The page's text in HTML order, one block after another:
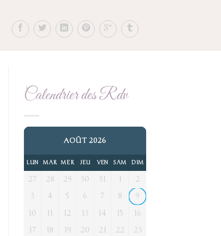
Calendrier des Rdv
AOÛT 2026
LUN MAR MER JEU VEN SAM DIM
27 28 29 30 31 1
2
3
4 5 6 7 8
9
10
11 12 13 14 15
16
17
18 19 20 21 22
23